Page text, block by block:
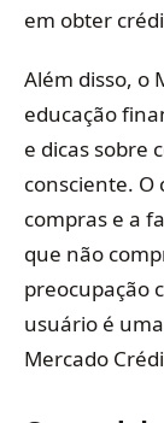
em obter
Além disso, o
educação
e dicas sobre
consciente. O
compras e a
que não
preocupação
usuário é
Mercado